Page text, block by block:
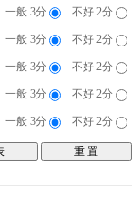
一般 3分 不好 2分
一般 3分 不好 2分
一般 3分 不好 2分
一般 3分 不好 2分
一般 3分 不好 2分